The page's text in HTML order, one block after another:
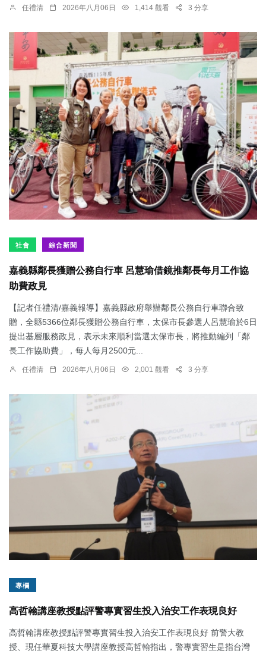
任禮清 2026年八月06日 1,414 觀看 3 分享
社會 綜合新聞
嘉義縣鄰長獲贈公務自行車 呂慧瑜借鏡推鄰長每月工作協
助費政見
【記者任禮清/嘉義報導】嘉義縣政府舉辦鄰長公務自行車聯合致
贈，全縣5366位鄰長獲贈公務自行車，太保市長參選人呂慧瑜於6日
提出基層服務政見，表示未來順利當選太保市長，將推動編列「鄰
長工作協助費」，每人每月2500元...
任禮清 2026年八月06日 2,001 觀看 3 分享
專欄
高哲翰講座教授點評警專實習生投入治安工作表現良好
高哲翰講座教授點評警專實習生投入治安工作表現良好 前警大教
授、現任華夏科技大學講座教授高哲翰指出，警專實習生是指台灣